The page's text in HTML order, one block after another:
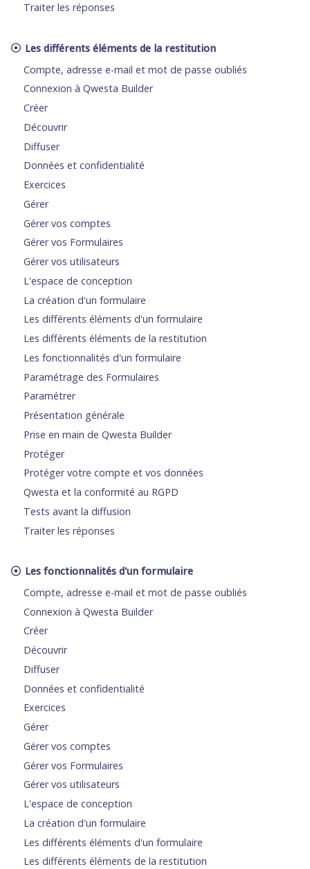
Traiter les réponses
Les différents éléments de la restitution
Compte, adresse e-mail et mot de passe oubliés
Connexion à Qwesta Builder
Créer
Découvrir
Diffuser
Données et confidentialité
Exercices
Gérer
Gérer vos comptes
Gérer vos Formulaires
Gérer vos utilisateurs
L'espace de conception
La création d'un formulaire
Les différents éléments d'un formulaire
Les différents éléments de la restitution
Les fonctionnalités d'un formulaire
Paramétrage des Formulaires
Paramétrer
Présentation générale
Prise en main de Qwesta Builder
Protéger
Protéger votre compte et vos données
Qwesta et la conformité au RGPD
Tests avant la diffusion
Traiter les réponses
Les fonctionnalités d'un formulaire
Compte, adresse e-mail et mot de passe oubliés
Connexion à Qwesta Builder
Créer
Découvrir
Diffuser
Données et confidentialité
Exercices
Gérer
Gérer vos comptes
Gérer vos Formulaires
Gérer vos utilisateurs
L'espace de conception
La création d'un formulaire
Les différents éléments d'un formulaire
Les différents éléments de la restitution